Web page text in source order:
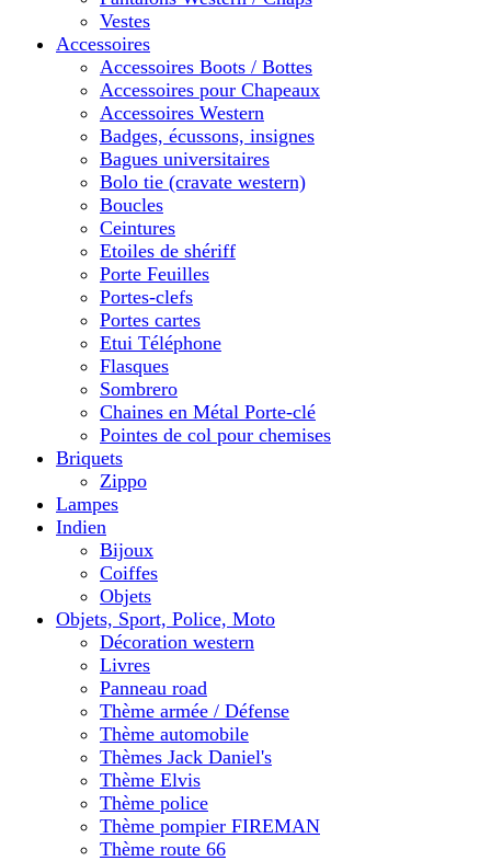
Vestes
Accessoires
Accessoires Boots / Bottes
Accessoires pour Chapeaux
Accessoires Western
Badges, écussons, insignes
Bagues universitaires
Bolo tie (cravate western)
Boucles
Ceintures
Etoiles de shériff
Porte Feuilles
Portes-clefs
Portes cartes
Etui Téléphone
Flasques
Sombrero
Chaines en Métal Porte-clé
Pointes de col pour chemises
Briquets
Zippo
Lampes
Indien
Bijoux
Coiffes
Objets
Objets, Sport, Police, Moto
Décoration western
Livres
Panneau road
Thème armée / Défense
Thème automobile
Thèmes Jack Daniel's
Thème Elvis
Thème police
Thème pompier FIREMAN
Thème route 66